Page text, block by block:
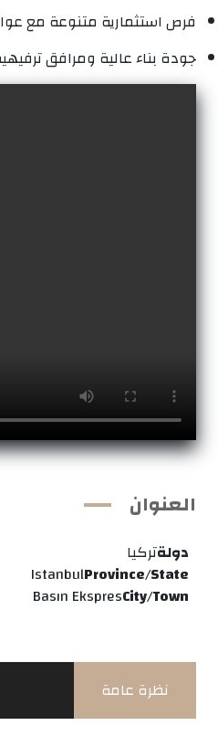
فرص استثمارية متنوعة مع
جودة بناء عالية ومرافق
العنوان
دولةتركيا
Province/State
Istanbul
City/Town
Basın Ekspres
نظرة عامة